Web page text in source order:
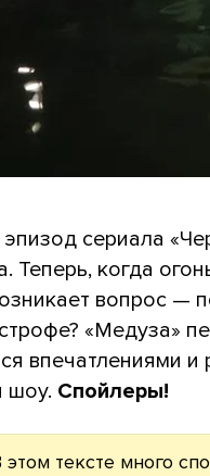
сериала
Теперь, когда
вопрос —
«Медуза»
впечатлениями и
шоу. Спойлеры!
этом тексте много